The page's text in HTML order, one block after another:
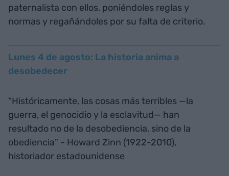
paternalista con ellos, poniéndoles reglas y
normas y regañándoles por su falta de criterio.
Lunes 4 de agosto: La historia anima a
desobedecer
“Históricamente, las cosas más terribles —la
guerra, el genocidio y la esclavitud— han
resultado no de la desobediencia, sino de la
obediencia” - Howard Zinn (1922-2010),
historiador estadounidense